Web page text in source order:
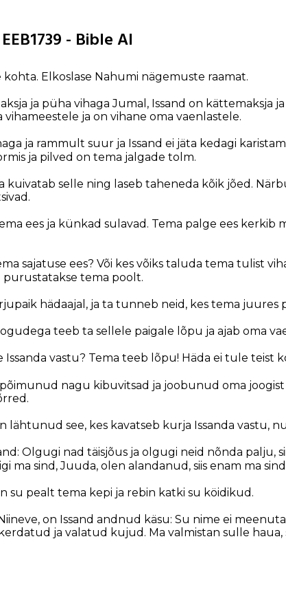
- Bible AI
Elkoslase Nahumi nägemuste raamat.
ja püha vihaga Jumal, Issand on kättemaksja ja
vihameestele ja on vihane oma vaenlastele.
ja rammult suur ja Issand ei jäta kedagi
ja pilved on tema jalgade tolm.
kuivatab selle ning laseb taheneda kõik jõed.
ees ja künkad sulavad. Tema palge ees kerkib
sajatuse ees? Või kes võiks taluda tema tulist
tema poolt.
hädaajal, ja ta tunneb neid, kes tema juures
teeb ta sellele paigale lõpu ja ajab oma
Issanda vastu? Tema teeb lõpu! Häda ei tule teist
nagu kibuvitsad ja joobunud oma
lähtunud see, kes kavatseb kurja Issanda vastu,
Olgugi nad täisjõus ja olgugi neid nõnda palju,
ma sind, Juuda, olen alandanud, siis enam ma
su pealt tema kepi ja rebin katki su köidikud.
on Issand andnud käsu: Su nime ei
ja valatud kujud. Ma valmistan sulle haua,